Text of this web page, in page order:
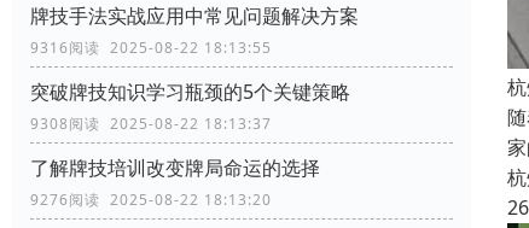
牌技手法实战应用中常见问题解决方案
9316阅读 2025-08-22 18:13:55
突破牌技知识学习瓶颈的5个关键策略
9308阅读 2025-08-22 18:13:37
了解牌技培训改变牌局命运的选择
9276阅读 2025-08-22 18:13:20